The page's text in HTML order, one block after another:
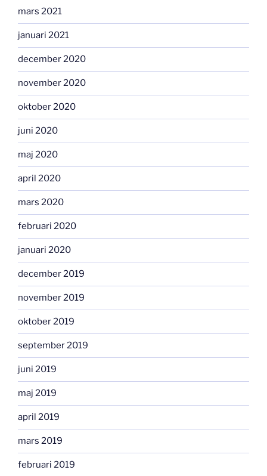
mars 2021
januari 2021
december 2020
november 2020
oktober 2020
juni 2020
maj 2020
april 2020
mars 2020
februari 2020
januari 2020
december 2019
november 2019
oktober 2019
september 2019
juni 2019
maj 2019
april 2019
mars 2019
februari 2019